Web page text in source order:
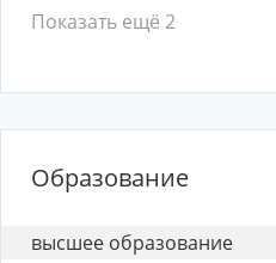
Показать ещё 2
Образование
высшее образование